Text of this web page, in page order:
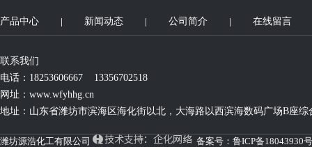
产品中心 新闻动态 公司简介 在线留言
联系我们
电话：18253606667 13356702518
网址： www.wfyhhg.cn
地址：山东省潍坊市滨海区海化街以北，大海路以西滨海数码广场B座综
潍坊源浩化工有限公司 备案号： 鲁ICP备18043930